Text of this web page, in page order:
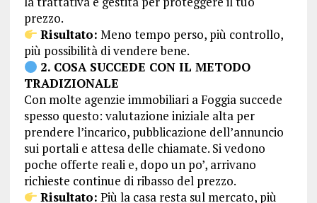
prezzo.
Risultato: Meno tempo perso, più controllo,
più possibilità di vendere bene.
2. COSA SUCCEDE CON IL METODO
TRADIZIONALE
Con molte agenzie immobiliari a Foggia succede
spesso questo: valutazione iniziale alta per
prendere l’incarico, pubblicazione dell’annuncio
sui portali e attesa delle chiamate. Si vedono
poche offerte reali e, dopo un po’, arrivano
richieste continue di ribasso del prezzo.
Risultato: Più la casa resta sul mercato, più